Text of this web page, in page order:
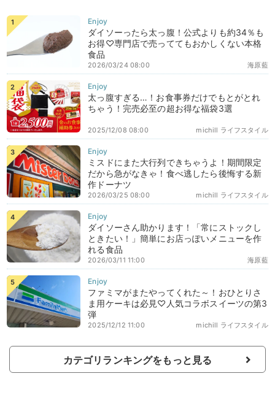
ダイソーったら太っ腹！公式よりも約34％も
お得♡専門店で売っててもおかしくない本格
食品
海原藍
2026/03/24 08:00
太っ腹すぎる…！お食事券だけでもとがとれ
ちゃう！完売必至の超お得な福袋3選
michill ライフスタイル
2025/12/08 08:00
ミスドにまた大行列できちゃうよ！期間限定
だから急がなきゃ！食べ逃したら後悔する新
作ドーナツ
michill ライフスタイル
2026/03/25 08:00
ダイソーさん助かります！「常にストックし
ときたい！」簡単にお店っぽいメニューを作
れる食品
海原藍
2026/03/11 11:00
ファミマがまたやってくれた～！おひとりさ
ま用ケーキは必見♡人気コラボスイーツの第3
弾
michill ライフスタイル
2025/12/12 11:00
カテゴリランキングをもっと見る